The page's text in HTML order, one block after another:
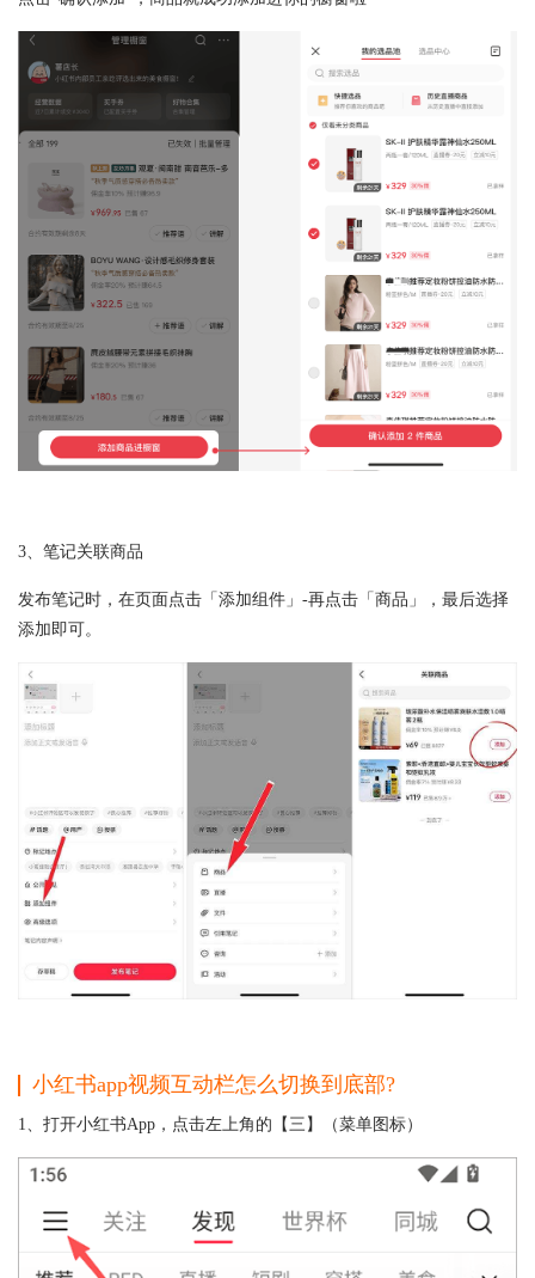
3、笔记关联商品
发布笔记时，在页面点击「添加组件」-再点击「商品」，最后选择
添加即可。
小红书app视频互动栏怎么切换到底部?
1、打开小红书App，点击左上角的【三】（菜单图标）